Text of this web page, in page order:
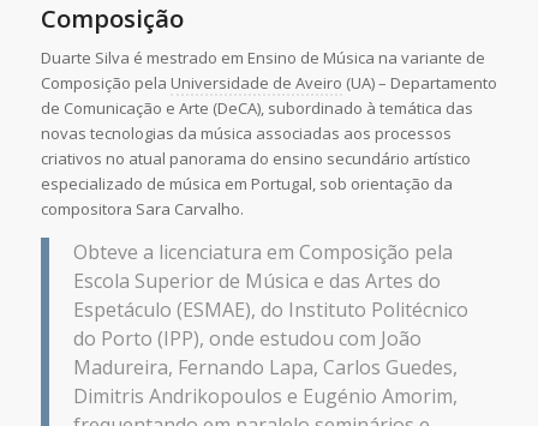
Composição
Duarte Silva é mestrado em Ensino de Música na variante de
Composição pela Universidade de Aveiro (UA) – Departamento
de Comunicação e Arte (DeCA), subordinado à temática das
novas tecnologias da música associadas aos processos
criativos no atual panorama do ensino secundário artístico
especializado de música em Portugal, sob orientação da
compositora Sara Carvalho.
Obteve a licenciatura em Composição pela
Escola Superior de Música e das Artes do
Espetáculo (ESMAE), do Instituto Politécnico
do Porto (IPP), onde estudou com João
Madureira, Fernando Lapa, Carlos Guedes,
Dimitris Andrikopoulos e Eugénio Amorim,